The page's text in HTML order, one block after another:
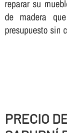
reparar su
de madera
presupuesto sin
PRECIO